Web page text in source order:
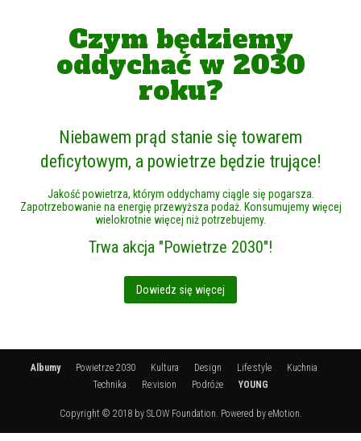
Czym będziemy
oddychać w 2030
roku?
Niebawem prąd stanie się towarem
deficytowym, a powietrze będzie trujące!
Jakość powietrza, którym oddychamy ciągle się pogarsza.
Zapotrzebowanie na energię przewyższa podaż. Konsumujemy więcej
wielokrotnie więcej niż potrzebujemy.
Trwa akcja "Powietrze 2030"!
Dowiedz się więcej
Albumy Powietrze 2030 Kultura Design Life:style
Kuchnia
Technika
Re:vision Podróże YOUNG
Copyright © 2018 by SLOW Foundation. Powered by eMotion.